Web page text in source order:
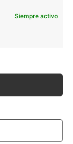
Siempre activo